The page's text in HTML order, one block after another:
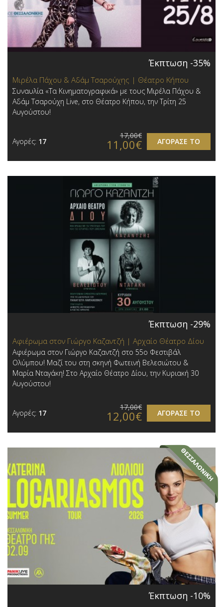
Έκπτωση -35%
Μιρέλα Πάχου & Αδάμ Τσαρούχης | Θέατρο Κήπου
Συναυλία «Τα Κινηματογραφικά» με τους Μιρέλα Πάχου &
Αδάμ Τσαρούχη Live, στο Θέατρο Κήπου, την Τρίτη 25
Αυγούστου!
Αγορές: 17 ΑΓΟΡΑΣΕ ΤΟ
17,00€
11,00€
Έκπτωση -29%
Αφιέρωμα στον Γιώργο Καζαντζή | Αρχαίο Θέατρο Δίου
Αφιέρωμα στον Γιώργο Καζαντζή στο 55ο Φεστιβάλ
Ολύμπου! Μαζί του στη σκηνή Φωτεινή Βελεσιώτου &
Μαρία Νταγάκη! Στο Αρχαίο Θέατρο Δίου, την Κυριακή 30
Αυγούστου!
Αγορές: 17 ΑΓΟΡΑΣΕ ΤΟ
17,00€
12,00€
Έκπτωση -10%